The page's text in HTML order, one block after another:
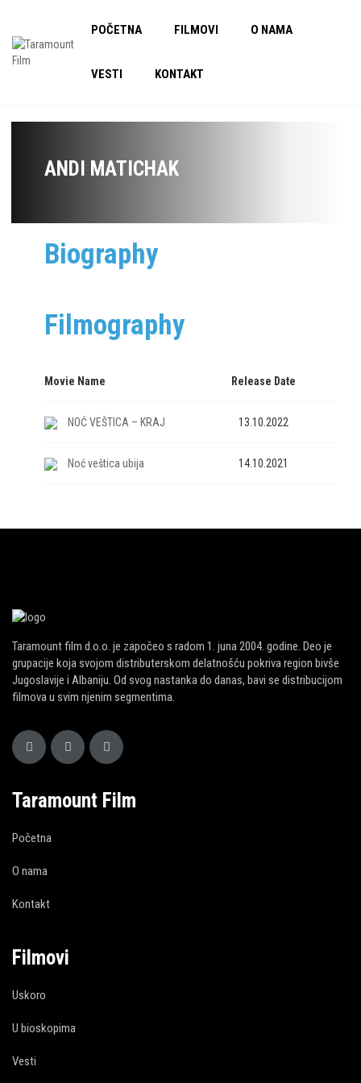
POČETNA FILMOVI O NAMA
VESTI KONTAKT
ANDI MATICHAK
Biography
Filmography
Movie Name Release Date
NOĆ VEŠTICA – KRAJ 13.10.2022
Noć veštica ubija 14.10.2021
Taramount film d.o.o. je započeo s radom 1. juna 2004. godine. Deo je
grupacije koja svojom distributerskom delatnošću pokriva region bivše
Jugoslavije i Albaniju. Od svog nastanka do danas, bavi se distribucijom
filmova u svim njenim segmentima.
Taramount Film
Početna
O nama
Kontakt
Filmovi
Uskoro
U bioskopima
Vesti